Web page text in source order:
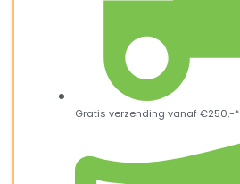
Gratis verzending vanaf €250,-*